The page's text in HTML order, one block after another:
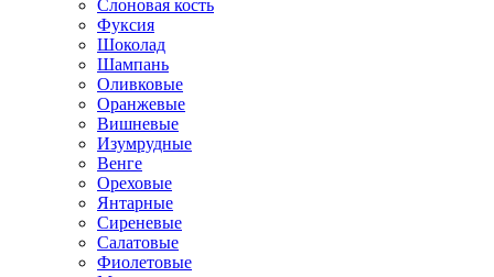
Слоновая кость
Фуксия
Шоколад
Шампань
Оливковые
Оранжевые
Вишневые
Изумрудные
Венге
Ореховые
Янтарные
Сиреневые
Салатовые
Фиолетовые